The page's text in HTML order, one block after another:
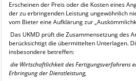
Erscheinen der Preis oder die Kosten eines
der zu erbringenden Leistung ungewöhnlich
vom Bieter eine Aufklärung zur
Das UKMD prüft die Zusammensetzung des
berücksichtigt die übermittelten Unterlagen.
insbesondere betreffen:
die Wirtschaftlichkeit des Fertigungsverfahrens
Erbringung der Dienstleistung,